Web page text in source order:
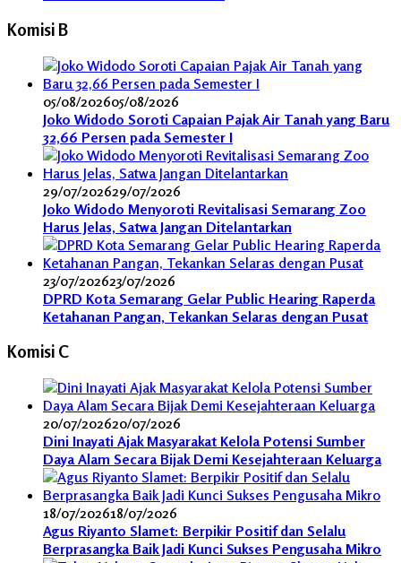
Komisi B
05/08/202605/08/2026
Joko Widodo Soroti Capaian Pajak Air Tanah yang Baru
32,66 Persen pada Semester I
29/07/202629/07/2026
Joko Widodo Menyoroti Revitalisasi Semarang Zoo
Harus Jelas, Satwa Jangan Ditelantarkan
23/07/202623/07/2026
DPRD Kota Semarang Gelar Public Hearing Raperda
Ketahanan Pangan, Tekankan Selaras dengan Pusat
Komisi C
20/07/202620/07/2026
Dini Inayati Ajak Masyarakat Kelola Potensi Sumber
Daya Alam Secara Bijak Demi Kesejahteraan Keluarga
18/07/202618/07/2026
Agus Riyanto Slamet: Berpikir Positif dan Selalu
Berprasangka Baik Jadi Kunci Sukses Pengusaha Mikro